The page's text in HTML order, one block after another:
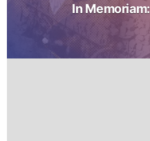
In Memoriam: